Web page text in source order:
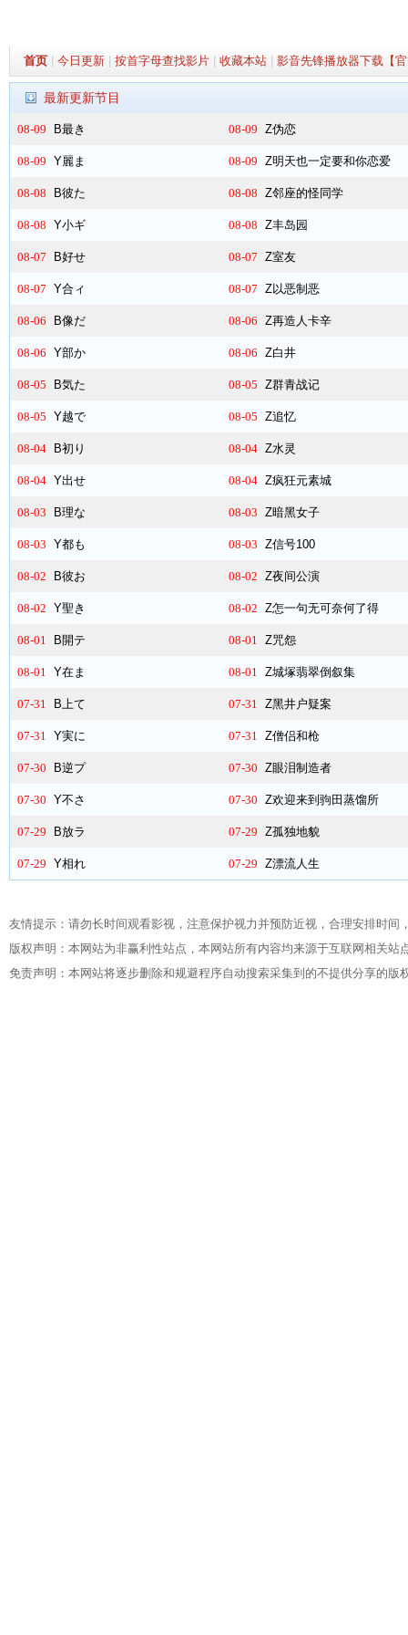
首页 今日更新 按首字母查找影片 收藏本站 影音先锋播放器下载【
最新更新节目
08-09 B最き 08-09 Z伪恋
08-09 Y麗ま 08-09 Z明天也一定要和你恋爱
08-08 B彼た 08-08 Z邻座的怪同学
08-08 Y小ギ 08-08 Z丰岛园
08-07 B好せ 08-07 Z室友
08-07 Y合ィ 08-07 Z以恶制恶
08-06 B像だ 08-06 Z再造人卡辛
08-06 Y部か 08-06 Z白井
08-05 B気た 08-05 Z群青战记
08-05 Y越で 08-05 Z追忆
08-04 B初り 08-04 Z水灵
08-04 Y出せ 08-04 Z疯狂元素城
08-03 B理な 08-03 Z暗黑女子
08-03 Y都も 08-03 Z信号100
08-02 B彼お 08-02 Z夜间公演
08-02 Y聖き 08-02 Z怎一句无可奈何了得
08-01 B開テ 08-01 Z咒怨
08-01 Y在ま 08-01 Z城塚翡翠倒叙集
07-31 B上て 07-31 Z黑井户疑案
07-31 Y実に 07-31 Z僧侣和枪
07-30 B逆プ 07-30 Z眼泪制造者
07-30 Y不さ 07-30 Z欢迎来到驹田蒸馏所
07-29 B放ラ 07-29 Z孤独地貌
07-29 Y相れ 07-29 Z漂流人生
友情提示：请勿长时间观看影视，注意保护视力并预防近视，合理安排时间
版权声明：本网站为非赢利性站点，本网站所有内容均来源于互联网相关
免责声明：本网站将逐步删除和规避程序自动搜索采集到的不提供分享的